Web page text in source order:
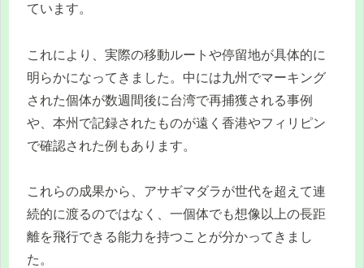
ています。
これにより、実際の移動ルートや停留地が具体的に
明らかになってきました。中には九州でマーキング
された個体が数週間後に台湾で再捕獲される事例
や、本州で記録されたものが遠く香港やフィリピン
で確認された例もあります。
これらの成果から、アサギマダラが世代を超えて連
続的に渡るのではなく、一個体でも想像以上の長距
離を飛行できる能力を持つことが分かってきまし
た。